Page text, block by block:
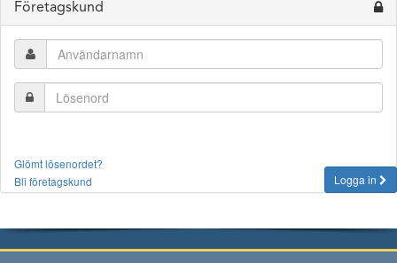
Företagskund
Glömt lösenordet?
Bli företagskund
Logga in